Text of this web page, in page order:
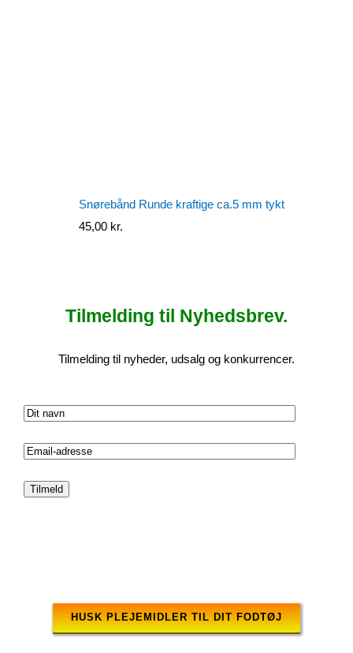
Snørebånd Runde kraftige ca.5 mm tykt
45,00 kr.
Tilmelding til Nyhedsbrev.
Tilmelding til nyheder, udsalg og konkurrencer.
HUSK PLEJEMIDLER TIL DIT FODTØJ